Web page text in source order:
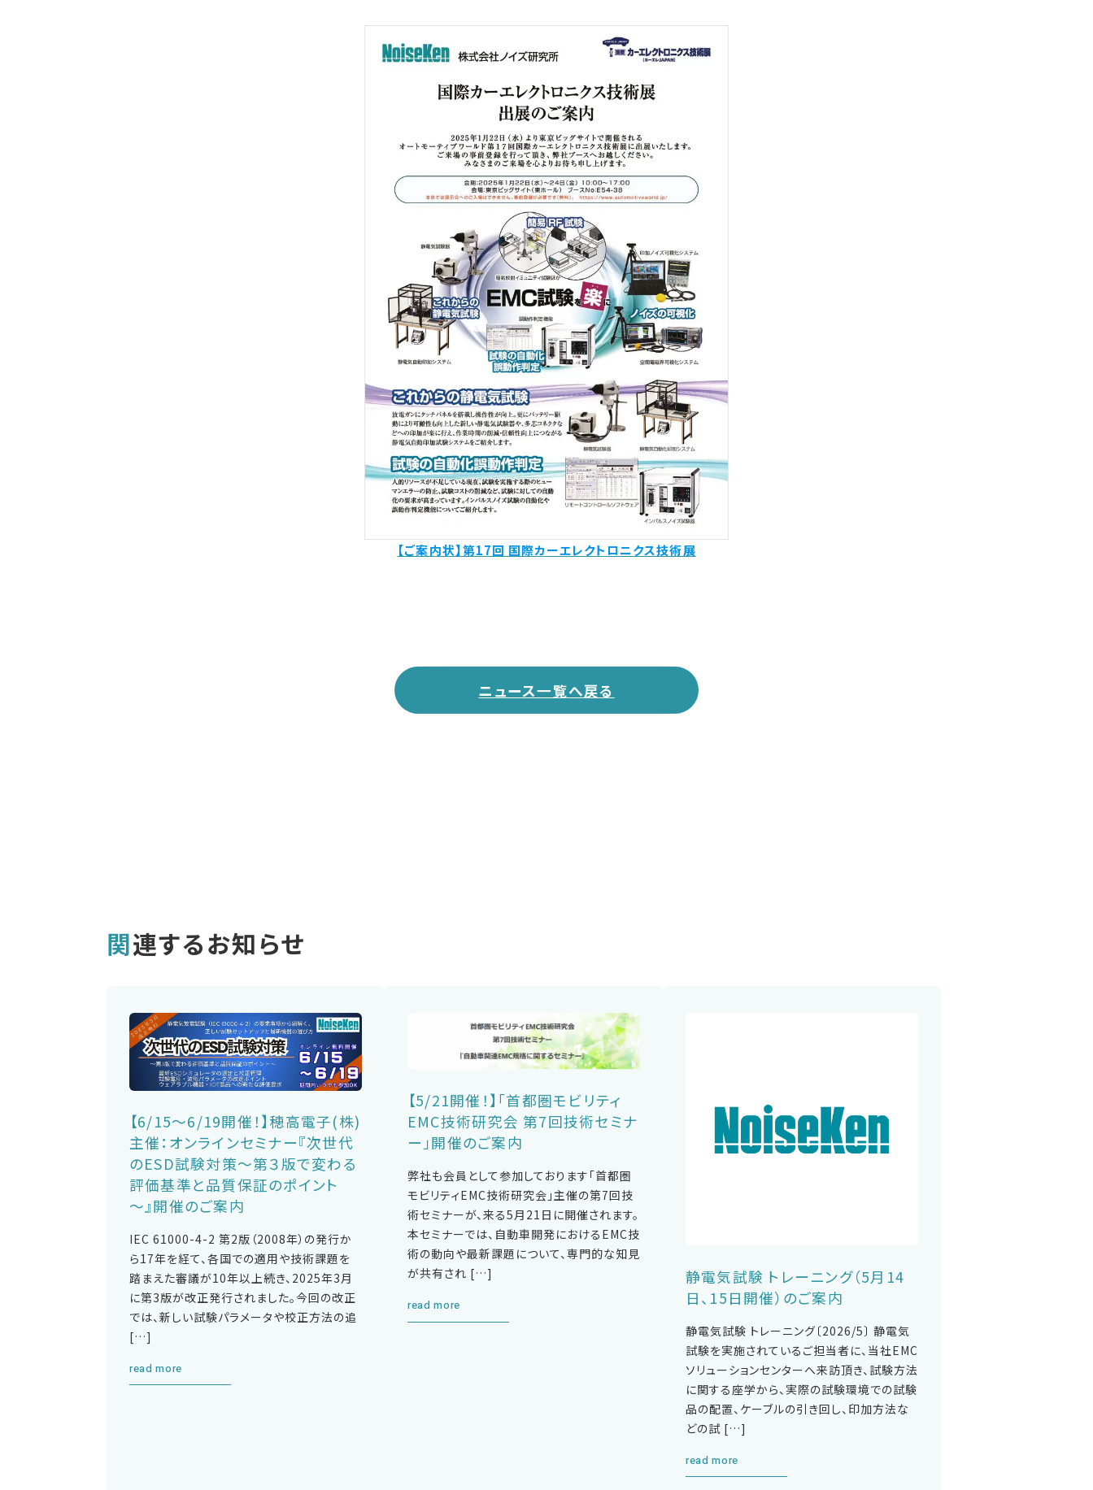
【ご案内状】第17回 国際カーエレクトロニクス技術展
ニュース一覧へ戻る
関連するお知らせ
【6/15～6/19開催！】穂高電子(株)
主催：オンラインセミナー『次世代
のESD試験対策～第３版で変わる
評価基準と品質保証のポイント
～』開催のご案内
IEC 61000-4-2 第2版（2008年）の発行か
ら17年を経て、各国での適用や技術課題を
踏まえた審議が10年以上続き、2025年3月
に第3版が改正発行されました。今回の改正
では、新しい試験パラメータや校正方法の追
[…]
read more
【5/21開催！】「首都圏モビリティ
EMC技術研究会 第7回技術セミナ
ー」開催のご案内
弊社も会員として参加しております「首都圏
モビリティEMC技術研究会」主催の第7回技
術セミナーが、来る5月21日に開催されます。
本セミナーでは、自動車開発におけるEMC技
術の動向や最新課題について、専門的な知見
が共有され […]
read more
静電気試験 トレーニング（5月14
日、15日開催）のご案内
静電気試験 トレーニング〔2026/5〕 静電気
試験を実施されているご担当者に、当社EMC
ソリューションセンターへ来訪頂き、試験方法
に関する座学から、実際の試験環境での試験
品の配置、ケーブルの引き回し、印加方法な
どの試 […]
read more